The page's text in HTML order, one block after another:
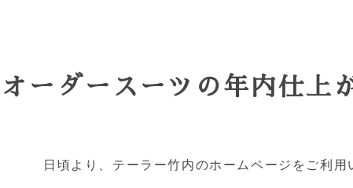
オーダースーツの年内仕上
日頃より、テーラー竹内のホームページをご利